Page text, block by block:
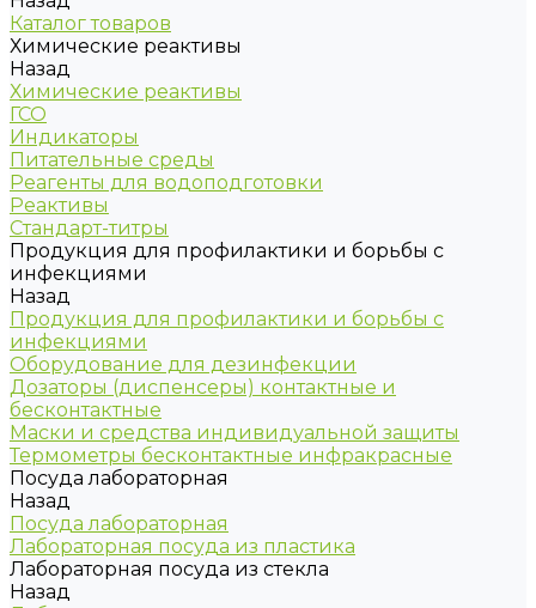
Каталог товаров
Химические реактивы
Назад
Химические реактивы
ГСО
Индикаторы
Питательные среды
Реагенты для водоподготовки
Реактивы
Стандарт-титры
Продукция для профилактики и борьбы с
инфекциями
Назад
Продукция для профилактики и борьбы с
инфекциями
Оборудование для дезинфекции
Дозаторы (диспенсеры) контактные и
бесконтактные
Маски и средства индивидуальной защиты
Термометры бесконтактные инфракрасные
Посуда лабораторная
Назад
Посуда лабораторная
Лабораторная посуда из пластика
Лабораторная посуда из стекла
Назад